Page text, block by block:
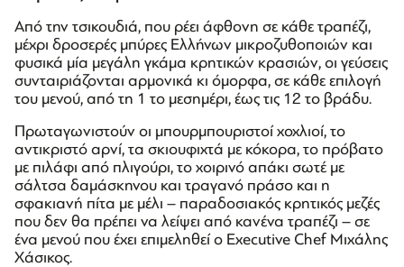
Από την τσικουδιά, που ρέει άφθονη σε κάθε τραπέζι,
μέχρι δροσερές μπύρες Ελλήνων μικροζυθοποιών και
φυσικά μία μεγάλη γκάμα κρητικών κρασιών, οι γεύσεις
συνταιριάζονται αρμονικά κι όμορφα, σε κάθε επιλογή
του μενού, από τη 1 το μεσημέρι, έως τις 12 το βράδυ.
Πρωταγωνιστούν οι μπουρμπουριστοί χοχλιοί, το
αντικριστό αρνί, τα σκιουφιχτά με κόκορα, το πρόβατο
με πιλάφι από πλιγούρι, το χοιρινό απάκι σωτέ με
σάλτσα δαμάσκηνου και τραγανό πράσο και η
σφακιανή πίτα με μέλι – παραδοσιακός κρητικός μεζές
που δεν θα πρέπει να λείψει από κανένα τραπέζι – σε
ένα μενού που έχει επιμεληθεί ο Executive Chef Μιχάλης
Χάσικος.